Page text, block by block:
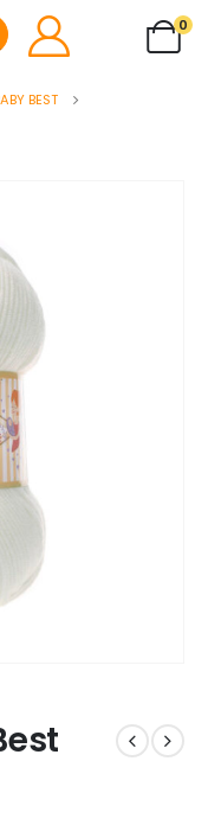
0
BEST